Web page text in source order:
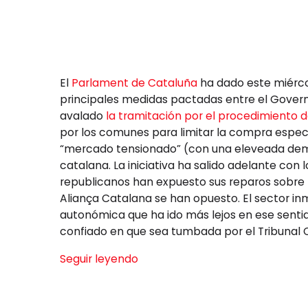
El Parlament de Cataluña ha dado este
principales medidas pactadas entre el
avalado la tramitación por el procedimiento
por los comunes para limitar la compra
“mercado tensionado” (con una eleveada
catalana. La iniciativa ha salido adelante con
republicanos han expuesto sus reparos sobre
Aliança Catalana se han opuesto. El sector
autonómica que ha ido más lejos en ese
confiado en que sea tumbada por el Tribunal
Seguir leyendo